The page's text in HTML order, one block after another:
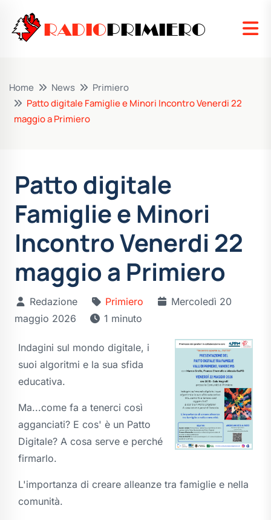
RADIOPRIMIERO
Home News
Primiero
Patto digitale Famiglie e Minori Incontro Venerdi 22
maggio a Primiero
Patto digitale
Famiglie e Minori
Incontro Venerdi 22
maggio a Primiero
Redazione Primiero
Mercoledì 20
maggio 2026
1 minuto
Indagini sul mondo digitale, i
suoi algoritmi e la sua sfida
educativa.
Ma...come fa a tenerci così
agganciati? E cos' è un Patto
Digitale? A cosa serve e perché
firmarlo.
L'importanza di creare alleanze tra famiglie e nella
comunità.